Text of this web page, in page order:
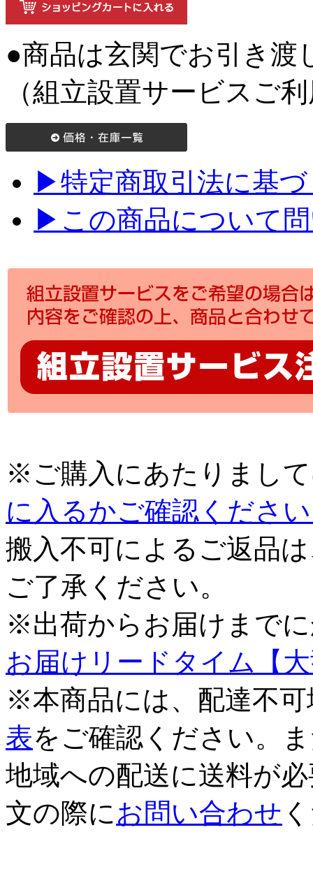
●商品は玄関でお引き渡
（組立設置サービスご
▶特定商取引法に基
▶この商品について
※ご購入にあたりまし
に入るかご確認くださ
搬入不可によるご返品
ご了承ください。
※出荷からお届けまで
お届けリードタイム【
※本商品には、配達不
表をご確認ください。
地域への配送に送料が
文の際に お問い合わせ